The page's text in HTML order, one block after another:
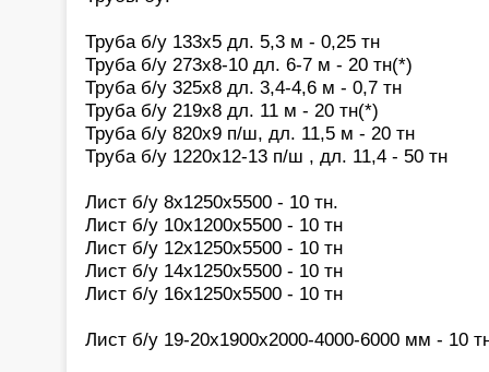
Труба б/у 133х5 дл. 5,3 м - 0,25 тн
Труба б/у 273х8-10 дл. 6-7 м - 20 тн(*)
Труба б/у 325х8 дл. 3,4-4,6 м - 0,7 тн
Труба б/у 219х8 дл. 11 м - 20 тн(*)
Труба б/у 820х9 п/ш, дл. 11,5 м - 20 тн
Труба б/у 1220х12-13 п/ш , дл. 11,4 - 50 тн
Лист б/у 8х1250х5500 - 10 тн.
Лист б/у 10х1200х5500 - 10 тн
Лист б/у 12х1250х5500 - 10 тн
Лист б/у 14х1250х5500 - 10 тн
Лист б/у 16х1250х5500 - 10 тн
Лист б/у 19-20х1900х2000-4000-6000 мм - 10